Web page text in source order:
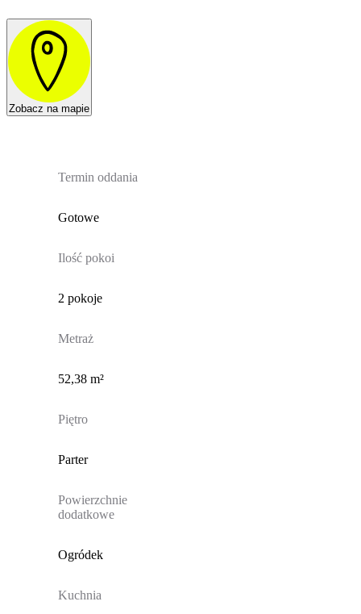
Zobacz na mapie
Termin oddania
Gotowe
Ilość pokoi
2 pokoje
Metraż
52,38 m²
Piętro
Parter
Powierzchnie
dodatkowe
Ogródek
Kuchnia